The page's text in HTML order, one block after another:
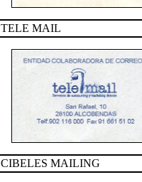
TELE MAIL
CIBELES MAILING